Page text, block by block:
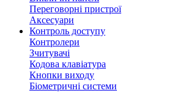
Переговорні пристрої
Аксесуари
Контроль доступу
Контролери
Зчитувачі
Кодова клавіатура
Кнопки виходу
Біометричні системи